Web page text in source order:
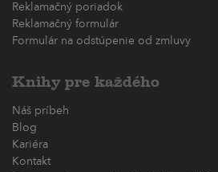
Reklamačný poriadok
Reklamačný formulár
Formulár na odstúpenie od zmluvy
Knihy pre každého
Náš príbeh
Blog
Kariéra
Kontakt